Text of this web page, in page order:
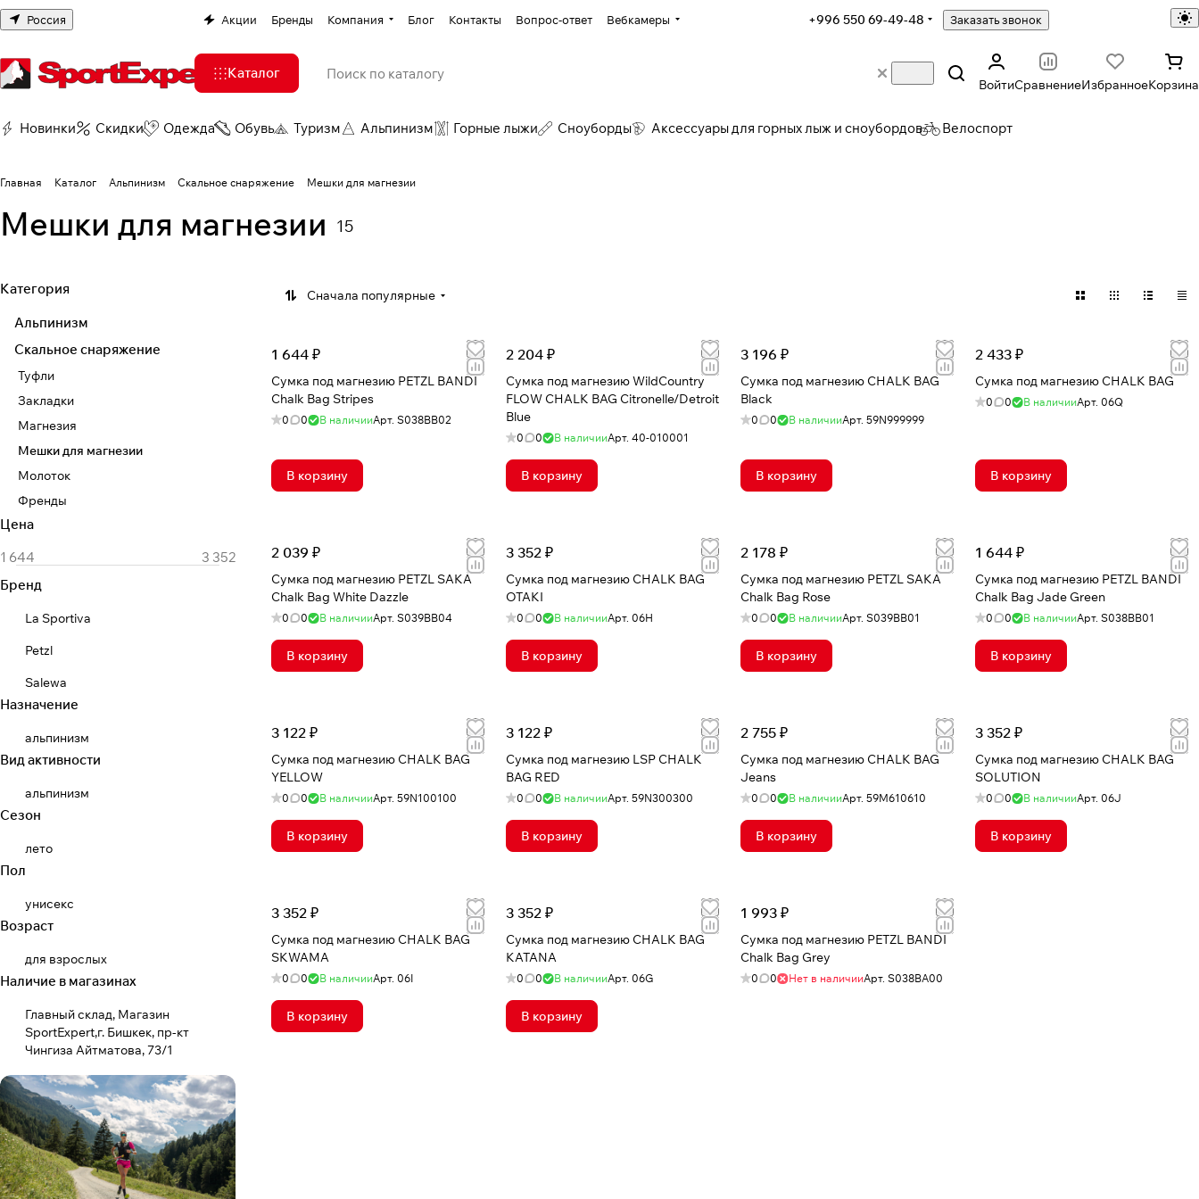
Россия Акции Бренды Компания Блог Контакты Вопрос-ответ Вебкамеры +996 550 69-49-48 Заказать звонок
Каталог
ВойтиСравнениеИзбранноеКорзина
Новинки Скидки Одежда Обувь Туризм Альпинизм Горные лыжи Сноуборды Аксессуары для горных лыж и сноубордов Велоспорт
Главная Каталог Альпинизм Скальное снаряжение Мешки для магнезии
Мешки для магнезии 15
Сначала популярные
1 644 ₽
Сумка под магнезию PETZL BANDI
Chalk Bag Stripes
0 0 В наличииАрт. S038BB02
В корзину
2 204 ₽
Сумка под магнезию WildCountry
FLOW CHALK BAG Citronelle/Detroit
Blue
0 0 В наличииАрт. 40-010001
В корзину
3 196 ₽
Сумка под магнезию CHALK BAG
Black
0 0 В наличииАрт. 59N999999
В корзину
2 433 ₽
Сумка под магнезию CHALK BAG
0 0 В наличииАрт. 06Q
В корзину
2 039 ₽
Сумка под магнезию PETZL SAKA
Chalk Bag White Dazzle
0 0 В наличииАрт. S039BB04
В корзину
3 352 ₽
Сумка под магнезию CHALK BAG
OTAKI
0 0 В наличииАрт. 06H
В корзину
2 178 ₽
Сумка под магнезию PETZL SAKA
Chalk Bag Rose
0 0 В наличииАрт. S039BB01
В корзину
1 644 ₽
Сумка под магнезию PETZL BANDI
Chalk Bag Jade Green
0 0 В наличииАрт. S038BB01
В корзину
3 122 ₽
Сумка под магнезию CHALK BAG
YELLOW
0 0 В наличииАрт. 59N100100
В корзину
3 122 ₽
Сумка под магнезию LSP CHALK
BAG RED
0 0 В наличииАрт. 59N300300
В корзину
2 755 ₽
Сумка под магнезию CHALK BAG
Jeans
0 0 В наличииАрт. 59M610610
В корзину
3 352 ₽
Сумка под магнезию CHALK BAG
SOLUTION
0 0 В наличииАрт. 06J
В корзину
3 352 ₽
Сумка под магнезию CHALK BAG
SKWAMA
0 0 В наличииАрт. 06I
В корзину
3 352 ₽
Сумка под магнезию CHALK BAG
KATANA
0 0 В наличииАрт. 06G
В корзину
1 993 ₽
Сумка под магнезию PETZL BANDI
Chalk Bag Grey
0 0 Нет в наличииАрт. S038BA00
Категория
Альпинизм
Скальное снаряжение
Туфли
Закладки
Магнезия
Мешки для магнезии
Молоток
Френды
Цена
Бренд
La Sportiva
Petzl
Salewa
Назначение
альпинизм
Вид активности
альпинизм
Сезон
лето
Пол
унисекс
Возраст
для взрослых
Наличие в магазинах
Главный склад, Магазин
SportExpert,г. Бишкек, пр-кт
Чингиза Айтматова, 73/1